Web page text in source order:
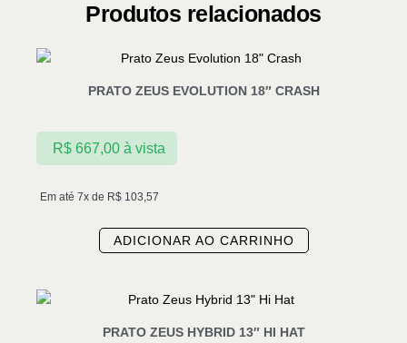
Produtos relacionados
PRATO ZEUS EVOLUTION 18″ CRASH
Em até 7x de R$ 103,57
R$667,00 à vista
ADICIONAR AO CARRINHO
PRATO ZEUS HYBRID 13″ HI HAT